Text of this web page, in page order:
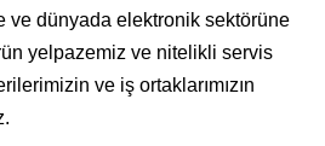
ve dünyada elektronik sektörüne
yelpazemiz ve nitelikli servis
ve iş ortaklarımızın